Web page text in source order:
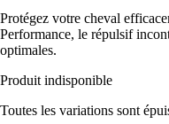
Protégez votre cheval
Performance, le répulsif
optimales.
Produit indisponible
Toutes les variations sont